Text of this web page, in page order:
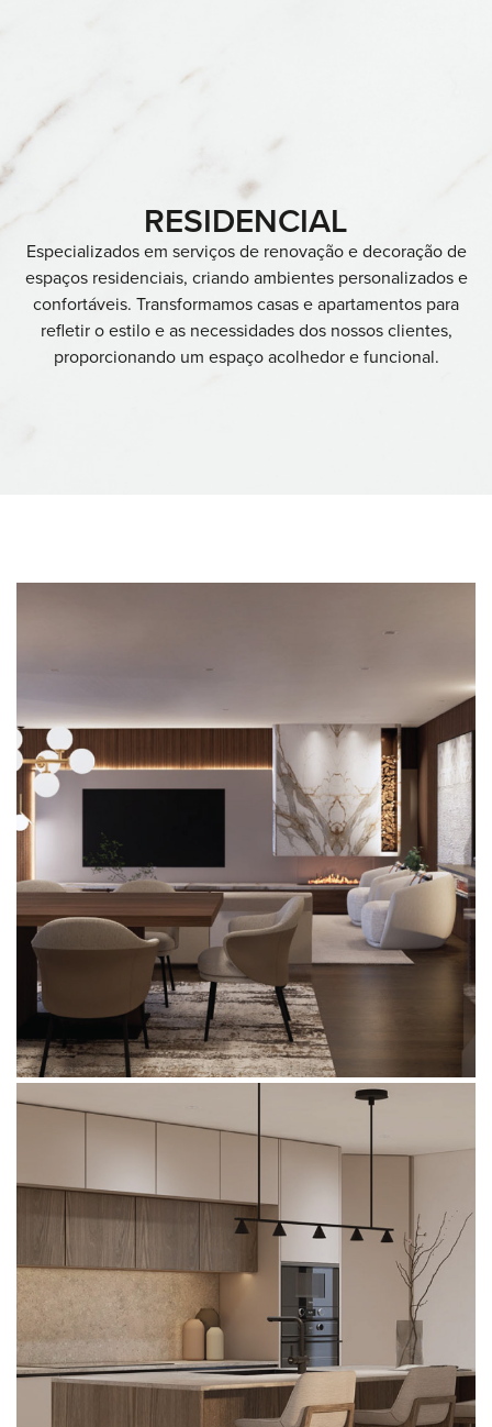
RESIDENCIAL
Especializados em serviços de renovação e decoração de
espaços residenciais, criando ambientes personalizados e
confortáveis. Transformamos casas e apartamentos para
refletir o estilo e as necessidades dos nossos clientes,
proporcionando um espaço acolhedor e funcional.